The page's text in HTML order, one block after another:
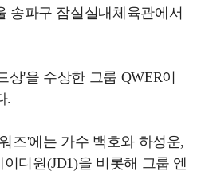
송파구 잠실실내체육관에서
상'을 수상한 그룹 QWER이
.
즈'에는 가수 백호와 하성운,
디원(JD1)을 비롯해 그룹 엔